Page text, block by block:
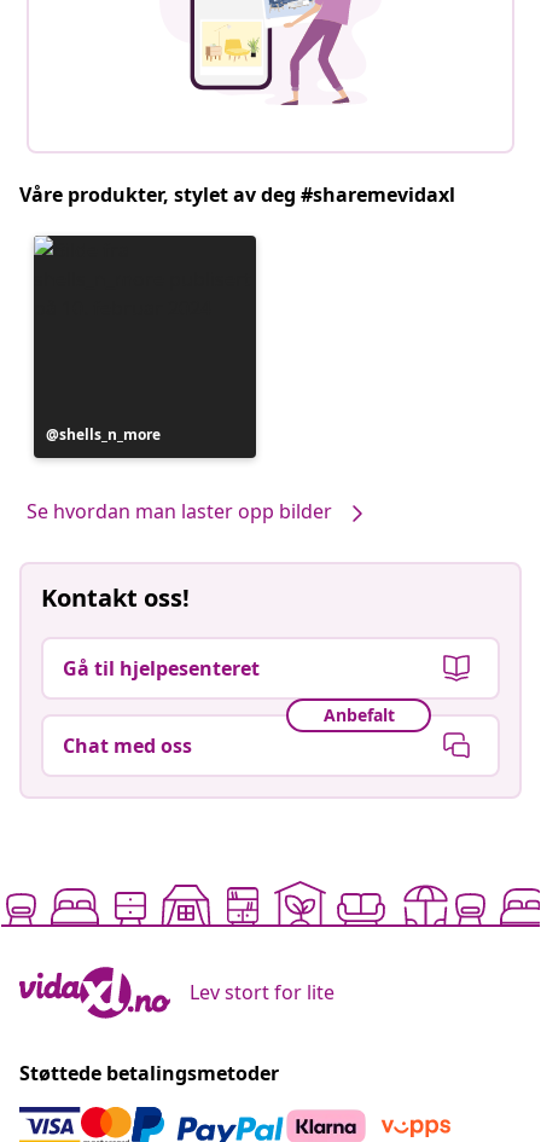
Våre produkter, stylet av deg #sharemevidaxl
Innlegg
publisert
shells_n_more
Se hvordan man laster opp bilder
Kontakt oss!
Gå til hjelpesenteret
Anbefalt
Chat med oss
Lev stort for lite
Støttede betalingsmetoder